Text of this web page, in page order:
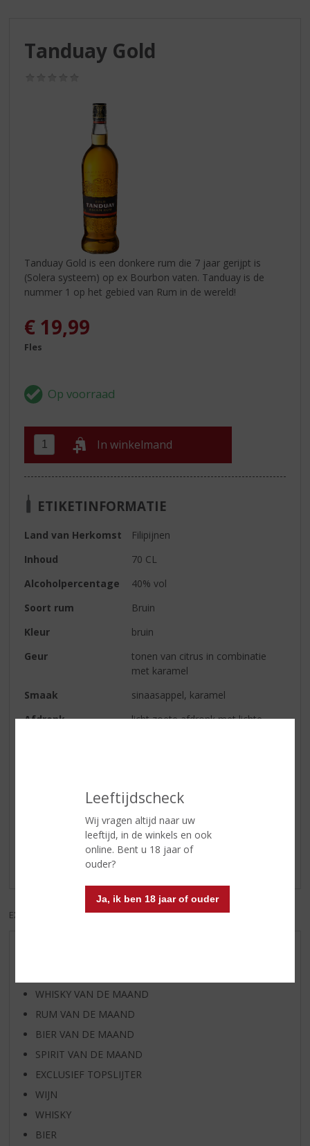
Leeftijdscheck
Wij vragen altijd naar uw
leeftijd, in de winkels en ook
online. Bent u 18 jaar of
ouder?
Ja, ik ben 18 jaar of ouder
Tanduay Gold
Tanduay Gold is een donkere rum die 7 jaar gerijpt is
(Solera systeem) op ex Bourbon vaten. Tanduay is de
nummer 1 op het gebied van Rum in de wereld!
€ 19,99
Fles
In winkelmand
ETIKETINFORMATIE
Land van Herkomst
Filipijnen
Inhoud
70 CL
Alcoholpercentage
40% vol
Soort rum
Bruin
Kleur
bruin
Geur
tonen van citrus in combinatie
met karamel
Smaak
sinaasappel, karamel
Afdronk
licht zoete afdronk met lichte
Reviews
Schrijf een review
Er zijn nog geen reviews geplaatst voor dit product
EXCL. BTW INCL. BTW
WHISKY VAN DE MAAND
RUM VAN DE MAAND
BIER VAN DE MAAND
SPIRIT VAN DE MAAND
EXCLUSIEF TOPSLIJTER
WIJN
WHISKY
BIER